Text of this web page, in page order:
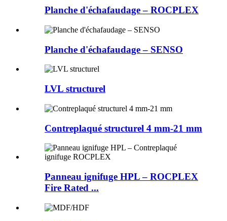
Planche d'échafaudage – ROCPLEX
Planche d'échafaudage – SENSO
LVL structurel
Contreplaqué structurel 4 mm-21 mm
Panneau ignifuge HPL – ROCPLEX
Fire Rated ...